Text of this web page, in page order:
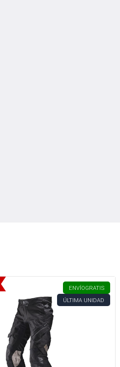
ENVÍOGRATIS
ÚLTIMA UNIDAD